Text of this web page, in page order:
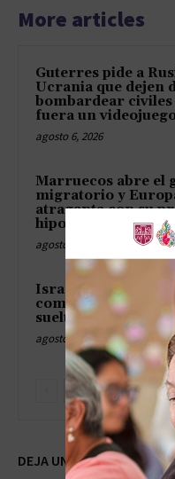
More articles
Guterres pide a
Ucrania que dejen
bombardear civiles
fuera un
agosto 6, 2026
Marruecos abre el
migratorio y
atraganta con su
hipocresía
agosto 6, 2026
Israel se planta en
como cuñado en el
suelta ni un metro
agosto 6, 2026
DEJA UNA RESPUESTA